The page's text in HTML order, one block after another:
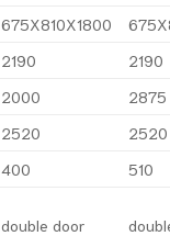
675X810X1800
2190
2190
2000
2875
2520
2520
400 510
double door